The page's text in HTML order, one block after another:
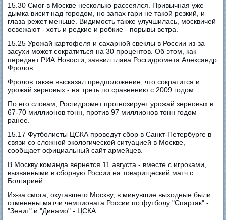
15.30 Смог в Москве несколько рассеялся. Привычная уже
дымка висит над городом, но запах гари не такой резкий, и
глаза режет меньше. Видимость также улучшилась, москвичей
освежают - хоть и редкие и робкие - порывы ветра.
15.25 Урожай картофеля и сахарной свеклы в России из-за
засухи может сократиться на 30 процентов. Об этом, как
передает РИА Новости, заявил глава Росгидромета Александр
Фролов.
Фролов также высказал предположение, что сократится и
урожай зерновых - на треть по сравнению с 2009 годом.
По его словам, Росгидромет прогнозирует урожай зерновых в
67-70 миллионов тонн, против 97 миллионов тонн годом
ранее.
15.17 Футболисты ЦСКА проведут сбор в Санкт-Петербурге в
связи со сложной экологической ситуацией в Москве,
сообщает официальный сайт армейцев.
В Москву команда вернется 11 августа - вместе с игроками,
вызванными в сборную России на товарищеский матч с
Болгарией.
Из-за смога, окутавшего Москву, в минувшие выходные были
отменены матчи чемпионата России по футболу "Спартак" -
"Зенит" и "Динамо" - ЦСКА.